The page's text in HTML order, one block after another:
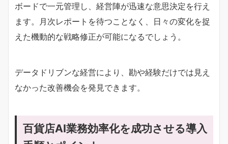
ボードで一元管理し、経営陣が迅速な意思決定を行え
ます。月次レポートを待つことなく、日々の変化を捉
えた機動的な戦略修正が可能になるでしょう。
データドリブンな経営により、勘や経験だけでは見え
なかった改善機会を発見できます。
百貨店AI業務効率化を成功させる導入